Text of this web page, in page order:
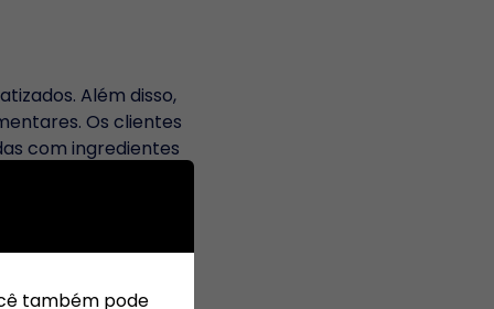
Além disso,
Os clientes
com ingredientes
uma variedade de
também pode